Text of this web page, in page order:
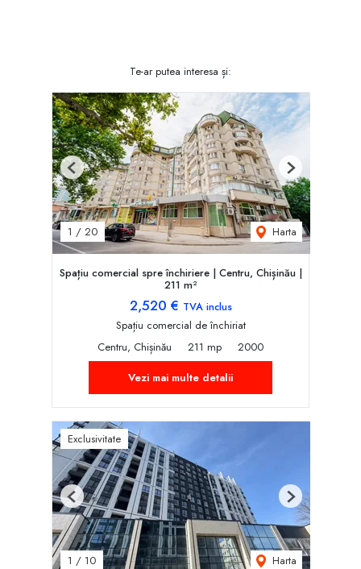
Te-ar putea interesa și:
1 / 20 Harta
Previous Next
Spațiu comercial spre închiriere | Centru, Chișinău |
211 m²
2,520 € TVA inclus
Spațiu comercial de închiriat
Centru, Chișinău
211 mp
2000
Vezi mai multe detalii
Exclusivitate
1 / 10 Harta
Previous Next